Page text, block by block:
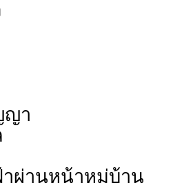
ญา
าผ่านหน้าหมู่บ้าน